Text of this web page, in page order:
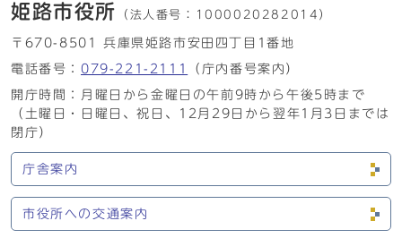
姫路市役所 （法人番号： 1000020282014）
〒670-8501 兵庫県姫路市安田四丁目1番地
電話番号： 079-221-2111
（庁内番号案内）
開庁時間：月曜日から金曜日の午前9時から午後5時まで
（土曜日・日曜日、祝日、12月29日から翌年1月3日までは
閉庁）
庁舎案内
市役所への交通案内